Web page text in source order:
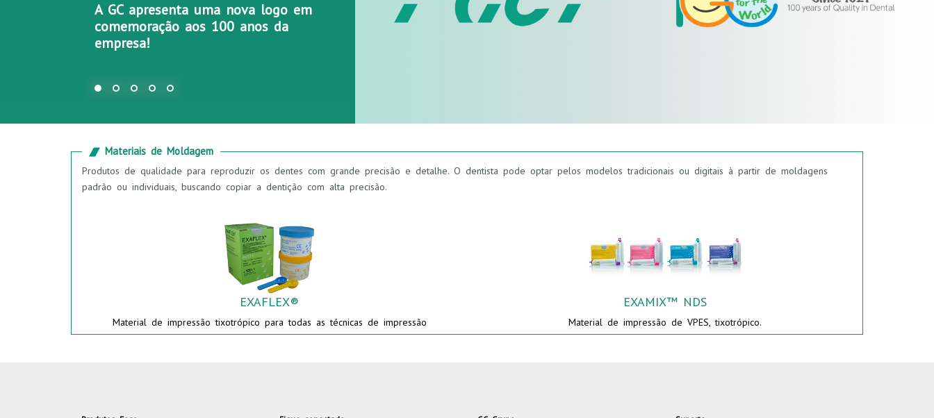
A GC apresenta uma nova logo em
comemoração aos 100 anos da
empresa!
Materiais de Moldagem
Produtos de qualidade para reproduzir os dentes com grande precisão e detalhe. O dentista pode optar pelos modelos tradicionais ou digitais à partir de moldagens
padrão ou individuais, buscando copiar a dentição com alta precisão.
EXAFLEX®
Material de impressão tixotrópico para todas as técnicas de impressão
EXAMIX™ NDS
Material de impressão de VPES, tixotrópico.